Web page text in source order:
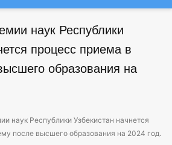
наук Республики
процесс приема в
образования на
наук Республики Узбекистан начнется
после высшего образования на 2024 год.